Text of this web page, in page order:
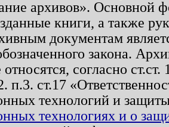
архивов». Основной
книги, а также
документам
закона.
согласно
п.3. ст.17
технологий и
технологиях и о